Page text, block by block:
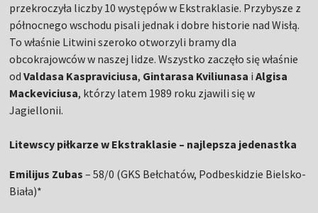
przekroczyła liczby 10 występów w Ekstraklasie. Przybysze z
północnego wschodu pisali jednak i dobre historie nad Wisłą.
To właśnie Litwini szeroko otworzyli bramy dla
obcokrajowców w naszej lidze. Wszystko zaczęło się właśnie
odValdasa Kaspraviciusa, Gintarasa Kviliunasa iAlgisa
Mackeviciusa, którzy latem 1989 roku zjawili się w
Jagiellonii.
Litewscy piłkarze w Ekstraklasie – najlepsza jedenastka
Emilijus Zubas– 58/0 (GKS Bełchatów, Podbeskidzie Bielsko-
Biała)*